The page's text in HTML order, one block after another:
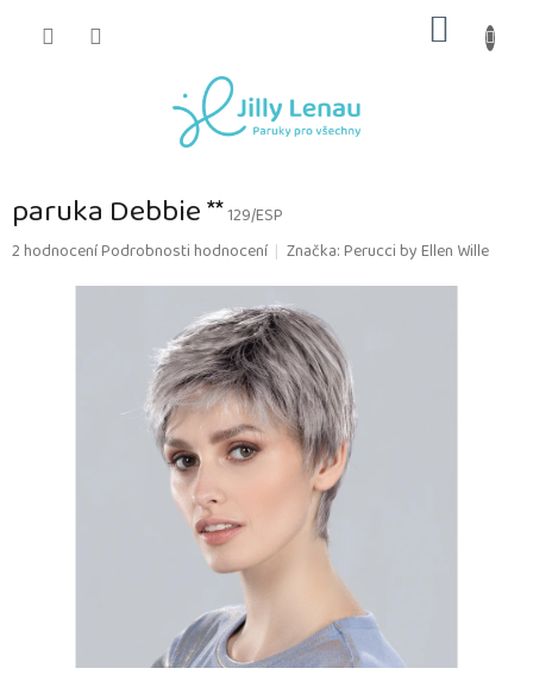
KOŠÍK
paruka Debbie **129/ESP
Průměrné
2 hodnoceníPodrobnosti hodnocení Značka:Perucci by Ellen Wille